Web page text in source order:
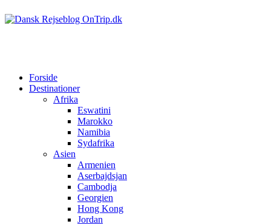
Forside
Destinationer
Afrika
Eswatini
Marokko
Namibia
Sydafrika
Asien
Armenien
Aserbajdsjan
Cambodja
Georgien
Hong Kong
Jordan